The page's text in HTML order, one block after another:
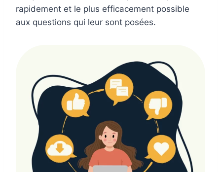
rapidement et le plus efficacement possible
aux questions qui leur sont posées.